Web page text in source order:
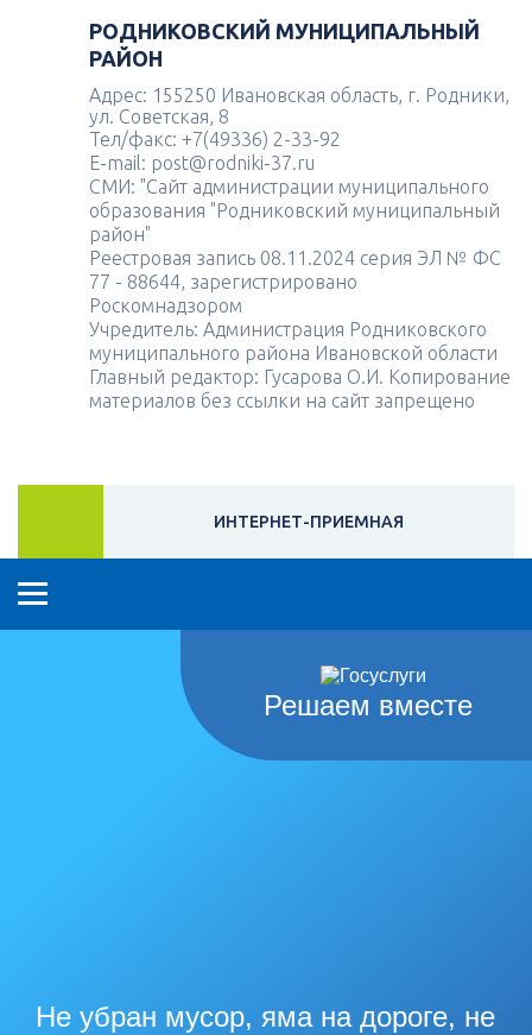
РОДНИКОВСКИЙ МУНИЦИПАЛЬНЫЙ
РАЙОН
Адрес: 155250 Ивановская область, г. Родники,
ул. Советская, 8
Тел/факс: +7(49336) 2-33-92
E-mail: post@rodniki-37.ru
СМИ: "Сайт администрации муниципального
образования "Родниковский муниципальный
район"
Реестровая запись 08.11.2024 серия ЭЛ № ФС
77 - 88644, зарегистрировано
Роскомнадзором
Учредитель: Администрация Родниковского
муниципального района Ивановской области
Главный редактор: Гусарова О.И. Копирование
материалов без ссылки на сайт запрещено
ИНТЕРНЕТ-ПРИЕМНАЯ
Решаем вместе
Не убран мусор, яма на дороге, не